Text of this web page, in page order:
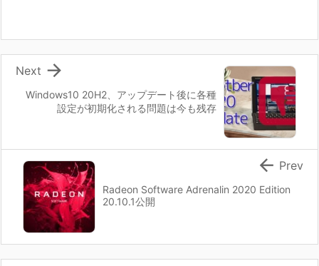
Windows10 20H2、アップデート後に各種
設定が初期化される問題は今も残存

Next
Radeon Software Adrenalin 2020 Edition
20.10.1公開
 Prev